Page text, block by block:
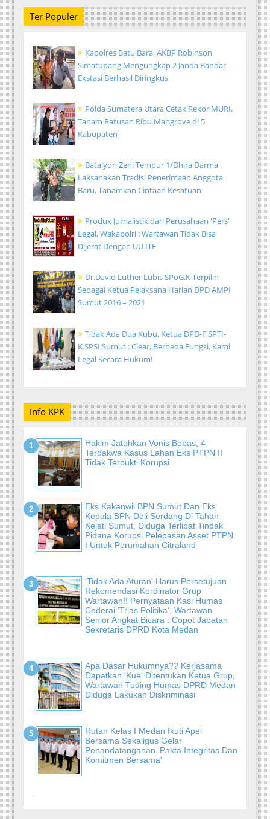
Ter Populer
Kapolres Batu Bara, AKBP Robinson
Simatupang Mengungkap 2 Janda Bandar
Ekstasi Berhasil Diringkus
Polda Sumatera Utara Cetak Rekor MURI,
Tanam Ratusan Ribu Mangrove di 5
Kabupaten
Batalyon Zeni Tempur 1/Dhira Darma
Laksanakan Tradisi Penerimaan Anggota
Baru, Tanamkan Cintaan Kesatuan
Produk Jurnalistik dari Perusahaan 'Pers'
Legal, Wakapolri : Wartawan Tidak Bisa
Dijerat Dengan UU ITE
Dr.David Luther Lubis SPoG.K Terpilih
Sebagai Ketua Pelaksana Harian DPD AMPI
Sumut 2016 – 2021
Tidak Ada Dua Kubu, Ketua DPD-F.SPTI-
K.SPSI Sumut : Clear, Berbeda Fungsi, Kami
Legal Secara Hukum!
Info KPK
Hakim Jatuhkan Vonis Bebas, 4
Terdakwa Kasus Lahan Eks PTPN II
Tidak Terbukti Korupsi
Eks Kakanwil BPN Sumut Dan Eks
Kepala BPN Deli Serdang Di Tahan
Kejati Sumut, Diduga Terlibat Tindak
Pidana Korupsi Pelepasan Asset PTPN
I Untuk Perumahan Citraland
'Tidak Ada Aturan' Harus Persetujuan
Rekomendasi Kordinator Grup
Wartawan!! Pernyataan Kasi Humas
Cederai 'Trias Politika', Wartawan
Senior Angkat Bicara : Copot Jabatan
Sekretaris DPRD Kota Medan
Apa Dasar Hukumnya?? Kerjasama
Dapatkan 'Kue' Ditentukan Ketua Grup,
Wartawan Tuding Humas DPRD Medan
Diduga Lakukan Diskriminasi
Rutan Kelas I Medan Ikuti Apel
Bersama Sekaligus Gelar
Penandatanganan 'Pakta Integritas Dan
Komitmen Bersama'
-